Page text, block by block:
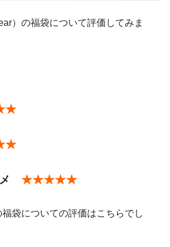
）の福袋について評価してみま
メ ★★★★★
袋についての評価はこちらでし